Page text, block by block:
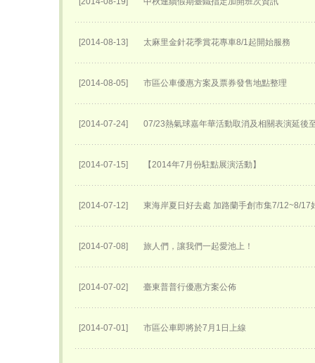
[2014-08-13] 太麻里金針花季賞花專車8/1起開始服務
[2014-08-05] 市區公車優惠方案及票券發售地點整理
[2014-07-24] 07/23熱氣球嘉年華活動取消及相關表演延後
[2014-07-15] 【2014年7月份駐點展演活動】
[2014-07-12] 東海岸夏日好去處 加路蘭手創市集7/12~8/17
[2014-07-08] 旅人們，讓我們一起愛池上！
[2014-07-02] 臺東普普行優惠方案公佈
[2014-07-01] 市區公車即將於7月1日上線